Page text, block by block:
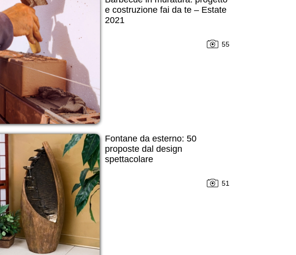
e costruzione fai da te – Estate
2021
55
Fontane da esterno: 50
proposte dal design
spettacolare
51